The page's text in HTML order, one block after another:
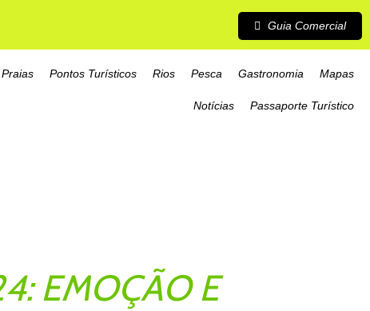
Guia Comercial
Praias Pontos Turísticos Rios Pesca Gastronomia Mapas
Notícias Passaporte Turístico
EMOÇÃO E